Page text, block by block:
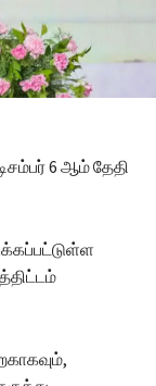
6 ஆம் தேதி